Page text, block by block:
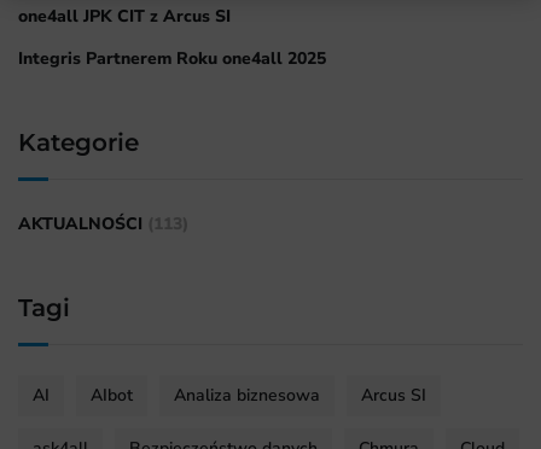
one4all JPK CIT z Arcus SI
Integris Partnerem Roku one4all 2025
Kategorie
AKTUALNOŚCI
Tagi
AI AIbot Analiza biznesowa Arcus SI